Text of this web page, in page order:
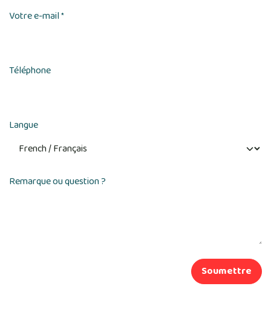
Votre e-mail*
Téléphone
Langue
Remarque ou question ?
Soumettre